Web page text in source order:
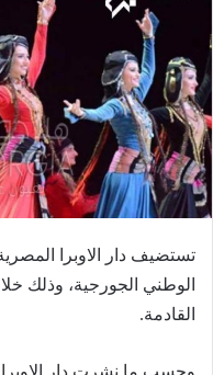
الوطني الجورجية، وذلك
القادمة.
وحسب ما نشرت دار